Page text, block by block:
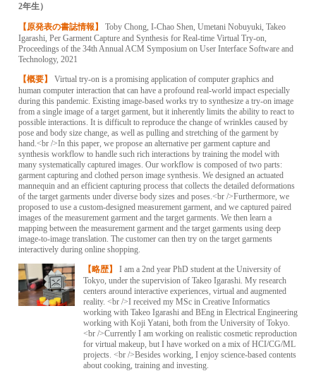
2年生）
【原発表の書誌情報】
Toby Chong, I-Chao Shen, Umetani Nobuyuki, Takeo
Igarashi, Per Garment Capture and Synthesis for Real-time Virtual Try-on,
Proceedings of the 34th Annual ACM Symposium on User Interface Software and
Technology, 2021
【概要】
Virtual try-on is a promising application of computer graphics and
human computer interaction that can have a profound real-world impact especially
during this pandemic. Existing image-based works try to synthesize a try-on image
from a single image of a target garment, but it inherently limits the ability to react to
possible interactions. It is difficult to reproduce the change of wrinkles caused by
pose and body size change, as well as pulling and stretching of the garment by
hand.<br />In this paper, we propose an alternative per garment capture and
synthesis workflow to handle such rich interactions by training the model with
many systematically captured images. Our workflow is composed of two parts:
garment capturing and clothed person image synthesis. We designed an actuated
mannequin and an efficient capturing process that collects the detailed deformations
of the target garments under diverse body sizes and poses.<br />Furthermore, we
proposed to use a custom-designed measurement garment, and we captured paired
images of the measurement garment and the target garments. We then learn a
mapping between the measurement garment and the target garments using deep
image-to-image translation. The customer can then try on the target garments
interactively during online shopping.
【略歴】
I am a 2nd year PhD student at the University of
Tokyo, under the supervision of Takeo Igarashi. My research
centers around interactive experiences, virtual and augmented
reality. <br />I received my MSc in Creative Informatics
working with Takeo Igarashi and BEng in Electrical Engineering
working with Koji Yatani, both from the University of Tokyo.
<br />Currently I am working on realistic cosmetic reproduction
for virtual makeup, but I have worked on a mix of HCI/CG/ML
projects. <br />Besides working, I enjoy science-based contents
about cooking, training and investing.